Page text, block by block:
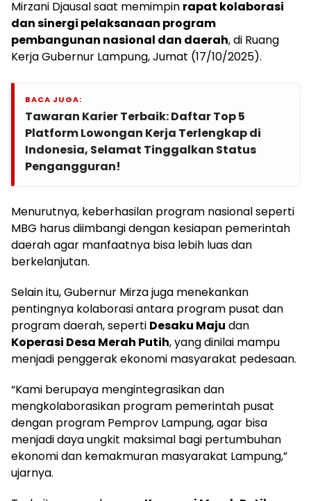
Mirzani Djausal saat memimpin rapat kolaborasi
dan sinergi pelaksanaan program
pembangunan nasional dan daerah, di Ruang
Kerja Gubernur Lampung, Jumat (17/10/2025).
BACA JUGA:
Tawaran Karier Terbaik: Daftar Top 5
Platform Lowongan Kerja Terlengkap di
Indonesia, Selamat Tinggalkan Status
Pengangguran!
Menurutnya, keberhasilan program nasional seperti
MBG harus diimbangi dengan kesiapan pemerintah
daerah agar manfaatnya bisa lebih luas dan
berkelanjutan.
Selain itu, Gubernur Mirza juga menekankan
pentingnya kolaborasi antara program pusat dan
program daerah, seperti Desaku Maju dan
Koperasi Desa Merah Putih, yang dinilai mampu
menjadi penggerak ekonomi masyarakat pedesaan.
“Kami berupaya mengintegrasikan dan
mengkolaborasikan program pemerintah pusat
dengan program Pemprov Lampung, agar bisa
menjadi daya ungkit maksimal bagi pertumbuhan
ekonomi dan kemakmuran masyarakat Lampung,”
ujarnya.